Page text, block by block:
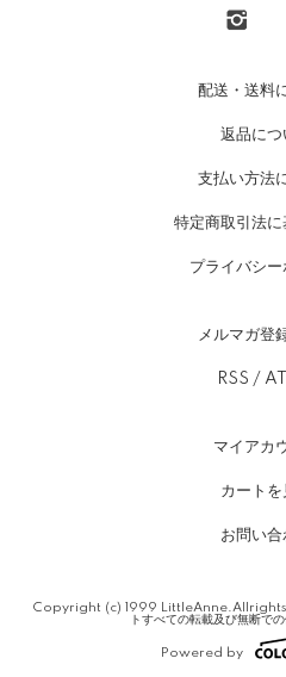
配送・送料
返品につ
支払い方法
特定商取引法
プライバシー
メルマガ登
RSS /
マイアカ
カートを
お問い合
Copyright (c) 1999 LittleAnne.Allrights
トすべての転載及び無断で
Powered by